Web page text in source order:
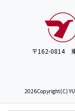
〒162-0814
2026Copyright(C)